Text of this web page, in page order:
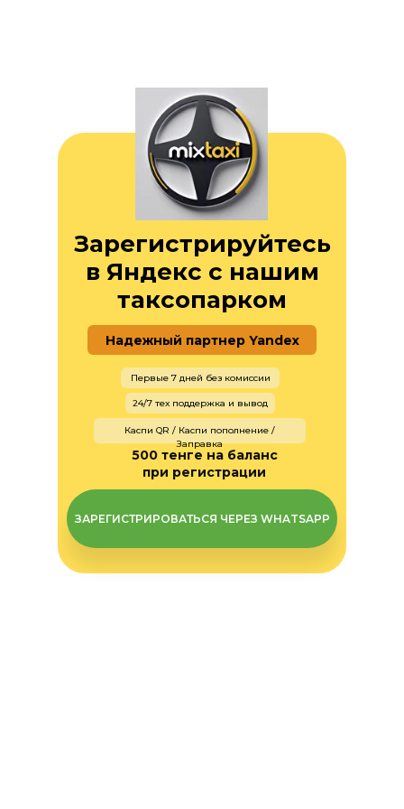
Зарегистрируйтесь
в Яндекс с нашим
таксопарком
Первые 7 дней без комиссии
24/7 тех поддержка и вывод
Каспи QR / Каспи пополнение /
Заправка
500 тенге на баланс
при регистрации
ЗАРЕГИСТРИРОВАТЬСЯ ЧЕРЕЗ WHATSAPP
Надежный партнер Yandex